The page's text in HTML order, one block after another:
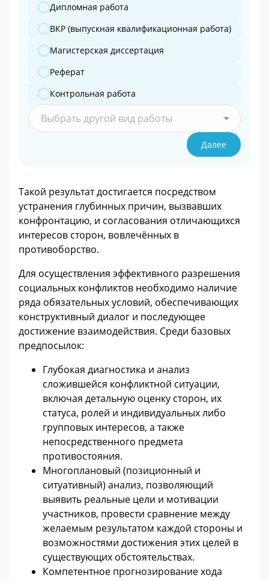
Дипломная работа
ВКР (выпускная квалификационная работа)
Магистерская диссертация
Реферат
Контрольная работа
Выбрать другой вид работы
Далее
Такой результат достигается посредством
устранения глубинных причин, вызвавших
конфронтацию, и согласования отличающихся
интересов сторон, вовлечённых в
противоборство.
Для осуществления эффективного разрешения
социальных конфликтов необходимо наличие
ряда обязательных условий, обеспечивающих
конструктивный диалог и последующее
достижение взаимодействия. Среди базовых
предпосылок:
Глубокая диагностика и анализ
сложившейся конфликтной ситуации,
включая детальную оценку сторон, их
статуса, ролей и индивидуальных либо
групповых интересов, а также
непосредственного предмета
противостояния.
Многоплановый (позиционный и
ситуативный) анализ, позволяющий
выявить реальные цели и мотивации
участников, провести сравнение между
желаемым результатом каждой стороны и
возможностями достижения этих целей в
существующих обстоятельствах.
Компетентное прогнозирование хода